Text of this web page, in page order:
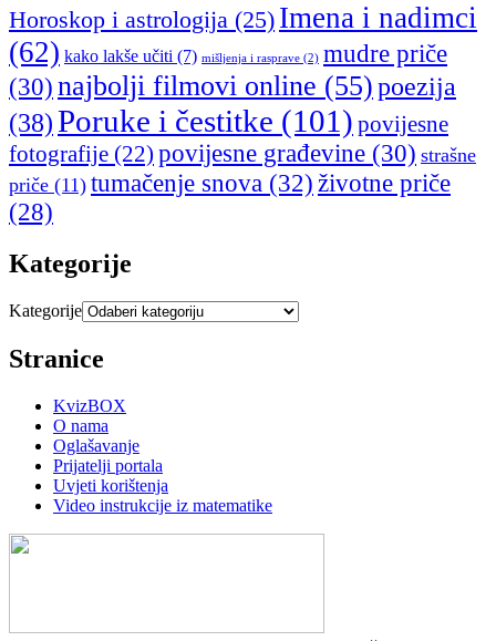
Horoskop i astrologija (25) Imena i nadimci
(62) kako lakše učiti (7) mišljenja i rasprave (2) mudre priče
(30) najbolji filmovi online (55)poezija
(38)Poruke i čestitke (101) povijesne
fotografije (22) povijesne građevine (30) strašne
priče (11) tumačenje snova (32) životne priče
(28)
Kategorije
Kategorije
Stranice
KvizBOX
O nama
Oglašavanje
Prijatelji portala
Uvjeti korištenja
Video instrukcije iz matematike